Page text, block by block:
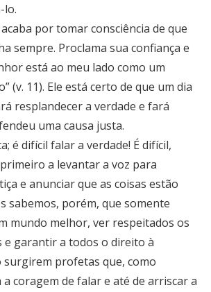
lo.
por tomar consciência de que
sempre. Proclama sua confiança e
está ao meu lado como um
(v. 11). Ele está certo de que um dia
resplandecer a verdade e fará
uma causa justa.
é difícil falar a verdade! É difícil,
a levantar a voz para
e anunciar que as coisas estão
sabemos, porém, que somente
mundo melhor, ver respeitados os
garantir a todos o direito à
surgirem profetas que, como
a coragem de falar e até de arriscar a